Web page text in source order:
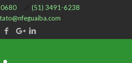
(51) 3491-6238